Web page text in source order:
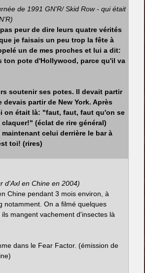
de 1991 GN'R/ Skid Row - qui était
peur de dire leurs quatre vérités
je faisais un peu trop la fête à
un de mes proches et lui a dit:
ton pote d'Hollywood, parce qu'il va
soutenir ses potes. Il devait partir
partir de New York. Après
on était là: "faut, faut, faut qu'on se
(éclat de rire général)
celui derrière le bar à
toi! (rires)
d'Axl en Chine en 2004)
Chine pendant 3 mois environ, à
notamment. On a filmé quelques
mangent vachement d'insectes là
dans le Fear Factor. (émission de